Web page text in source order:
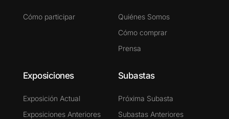
Cómo participar
Quiénes Somos
Cómo comprar
Prensa
Exposiciones
Exposición Actual
Exposiciones Anteriores
Subastas
Próxima Subasta
Subastas Anteriores